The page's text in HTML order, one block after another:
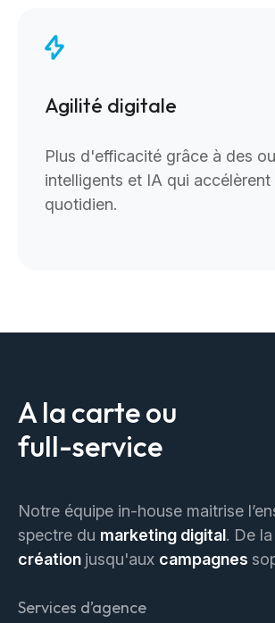
Agilité digitale
Plus d'efficacité grâce à des
intelligents et IA qui
quotidien.
A la carte ou
full-service
Services d’agence
Notre équipe in-house maitrise
spectre du marketing digital. De la
création jusqu'aux campagnes